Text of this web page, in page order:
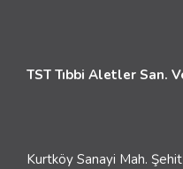
TST Tıbbi Aletler San.
Kurtköy Sanayi Mah.